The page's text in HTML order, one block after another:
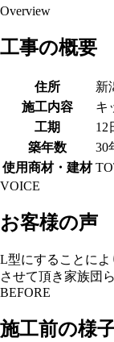
Overview
工事の概要
住所
新
施工内容
キ
工期
12
築年数
30
使用商材・建材
VOICE
お客様の声
L型にすることに
させて頂き家族団
BEFORE
施工前の様